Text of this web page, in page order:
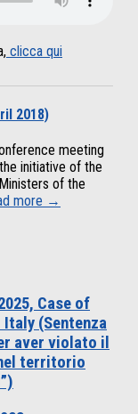
clicca qui
2018)
meeting
initiative of the
of the
more →
Case of
Italy (Sentenza
aver violato il
territorio